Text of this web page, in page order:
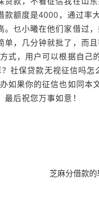
额度是4000，通过率
乜小曦在他们家借过
，几分钟就批了，而
式，用户可以根据自己
社保贷款无视征信吗怎
如果你的征信也如同本
后祝您万事如意！
芝麻分借款